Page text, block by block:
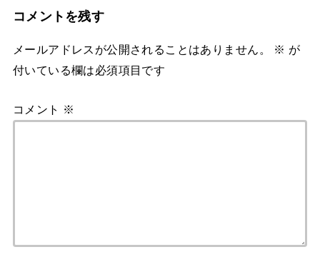
コメントを残す
メールアドレスが公開されることはありません。 ※ が
付いている欄は必須項目です
コメント ※